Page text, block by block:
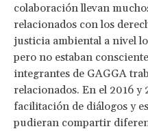
colaboración llevan
relacionados con los
justicia ambiental a nivel
pero no estaban
integrantes de GAGGA
relacionados. En el 2016 y
facilitación de diálogos y
pudieran compartir